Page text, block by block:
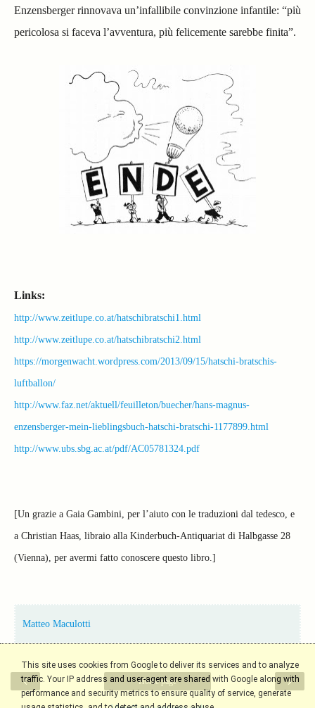
Enzensberger rinnovava un’infallibile convinzione infantile: “più
pericolosa si faceva l’avventura, più felicemente sarebbe finita”.
Links:
http://www.zeitlupe.co.at/hatschibratschi1.html
http://www.zeitlupe.co.at/hatschibratschi2.html
https://morgenwacht.wordpress.com/2013/09/15/hatschi-bratschis-
luftballon/
http://www.faz.net/aktuell/feuilleton/buecher/hans-magnus-
enzensberger-mein-lieblingsbuch-hatschi-bratschi-1177899.html
http://www.ubs.sbg.ac.at/pdf/AC05781324.pdf
[Un grazie a Gaia Gambini, per l’aiuto con le traduzioni dal tedesco, e
a Christian Haas, libraio alla Kinderbuch-Antiquariat di Halbgasse 28
(Vienna), per avermi fatto conoscere questo libro.]
Matteo Maculotti
‹ ›
Home page
This site uses cookies from Google to deliver its services and to analyze
traffic. Your IP address and user-agent are shared with Google along with
performance and security metrics to ensure quality of service, generate